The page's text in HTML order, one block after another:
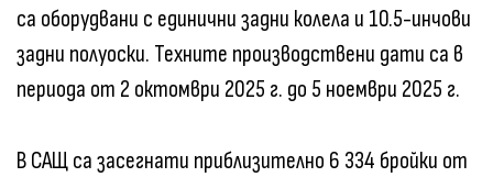
са оборудвани с единични задни колела и 10.5-инчови
задни полуоски. Техните производствени дати са в
периода от 2 октомври 2025 г. до 5 ноември 2025 г.
В САЩ са засегнати приблизително 6 334 бройки от